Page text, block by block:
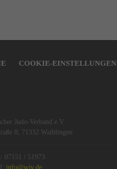
COOKIE-EINSTELLUNGEN
Judo-Verband e.V.
8, 71332 Waiblingen
07151 / 51973
info@wjv.de